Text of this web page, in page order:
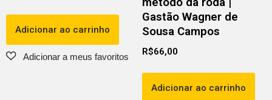
Adicionar ao carrinho
Gastão Wagner de
Sousa Campos
R$66,00
Adicionar ao carrinho